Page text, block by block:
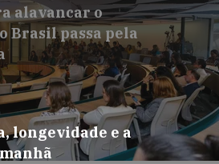
alavancar o
Brasil passa pela
longevidade e a